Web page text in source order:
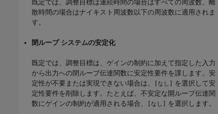
既定では、調整目標は連続時間の場合はすべての周波数、離
散時間の場合はナイキスト周波数以下の周波数に適用されま
す。
閉ループ システムの安定化
既定では、調整目標は、ゲインの制約に加えて指定した入力
から出力への閉ループ伝達関数に安定性要件を課します。安
定性が不要または実現できない場合は、
[なし]
を選択して安
定性要件を削除します。たとえば、不安定な開ループ伝達関
数にゲインの制約が適用される場合、
[なし] を選択します。